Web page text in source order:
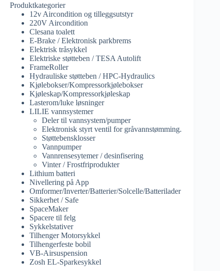
Produktkategorier
12v Aircondition og tilleggsutstyr
220V Aircondition
Clesana toalett
E-Brake / Elektronisk parkbrems
Elektrisk tråsykkel
Elektriske støtteben / TESA Autolift
FrameRoller
Hydrauliske støtteben / HPC-Hydraulics
Kjølebokser/Kompressorkjølebokser
Kjøleskap/Kompressorkjøleskap
Lasterom/luke løsninger
LILIE vannsystemer
Deler til vannsystem/pumper
Elektronisk styrt ventil for gråvannstømming.
Støttebensklosser
Vannpumper
Vannrensesytemer / desinfisering
Vinter / Frostfriprodukter
Lithium batteri
Nivellering på App
Omformer/Inverter/Batterier/Solcelle/Batterilader
Sikkerhet / Safe
SpaceMaker
Spacere til felg
Sykkelstativer
Tilhenger Motorsykkel
Tilhengerfeste bobil
VB-Airsuspension
Zosh EL-Sparkesykkel